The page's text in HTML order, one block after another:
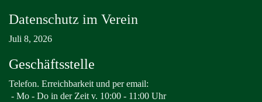
Datenschutz im Verein
Juli 8, 2026
Geschäftsstelle
Telefon. Erreichbarkeit und per email:
- Mo - Do in der Zeit v. 10:00 - 11:00 Uhr